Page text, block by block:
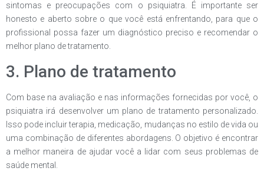
sintomas e preocupações com o psiquiatra. É importante ser
honesto e aberto sobre o que você está enfrentando, para que o
profissional possa fazer um diagnóstico preciso e recomendar o
melhor plano de tratamento.
3. Plano de tratamento
Com base na avaliação e nas informações fornecidas por você, o
psiquiatra irá desenvolver um plano de tratamento personalizado.
Isso pode incluir terapia, medicação, mudanças no estilo de vida ou
uma combinação de diferentes abordagens. O objetivo é encontrar
a melhor maneira de ajudar você a lidar com seus problemas de
saúde mental.